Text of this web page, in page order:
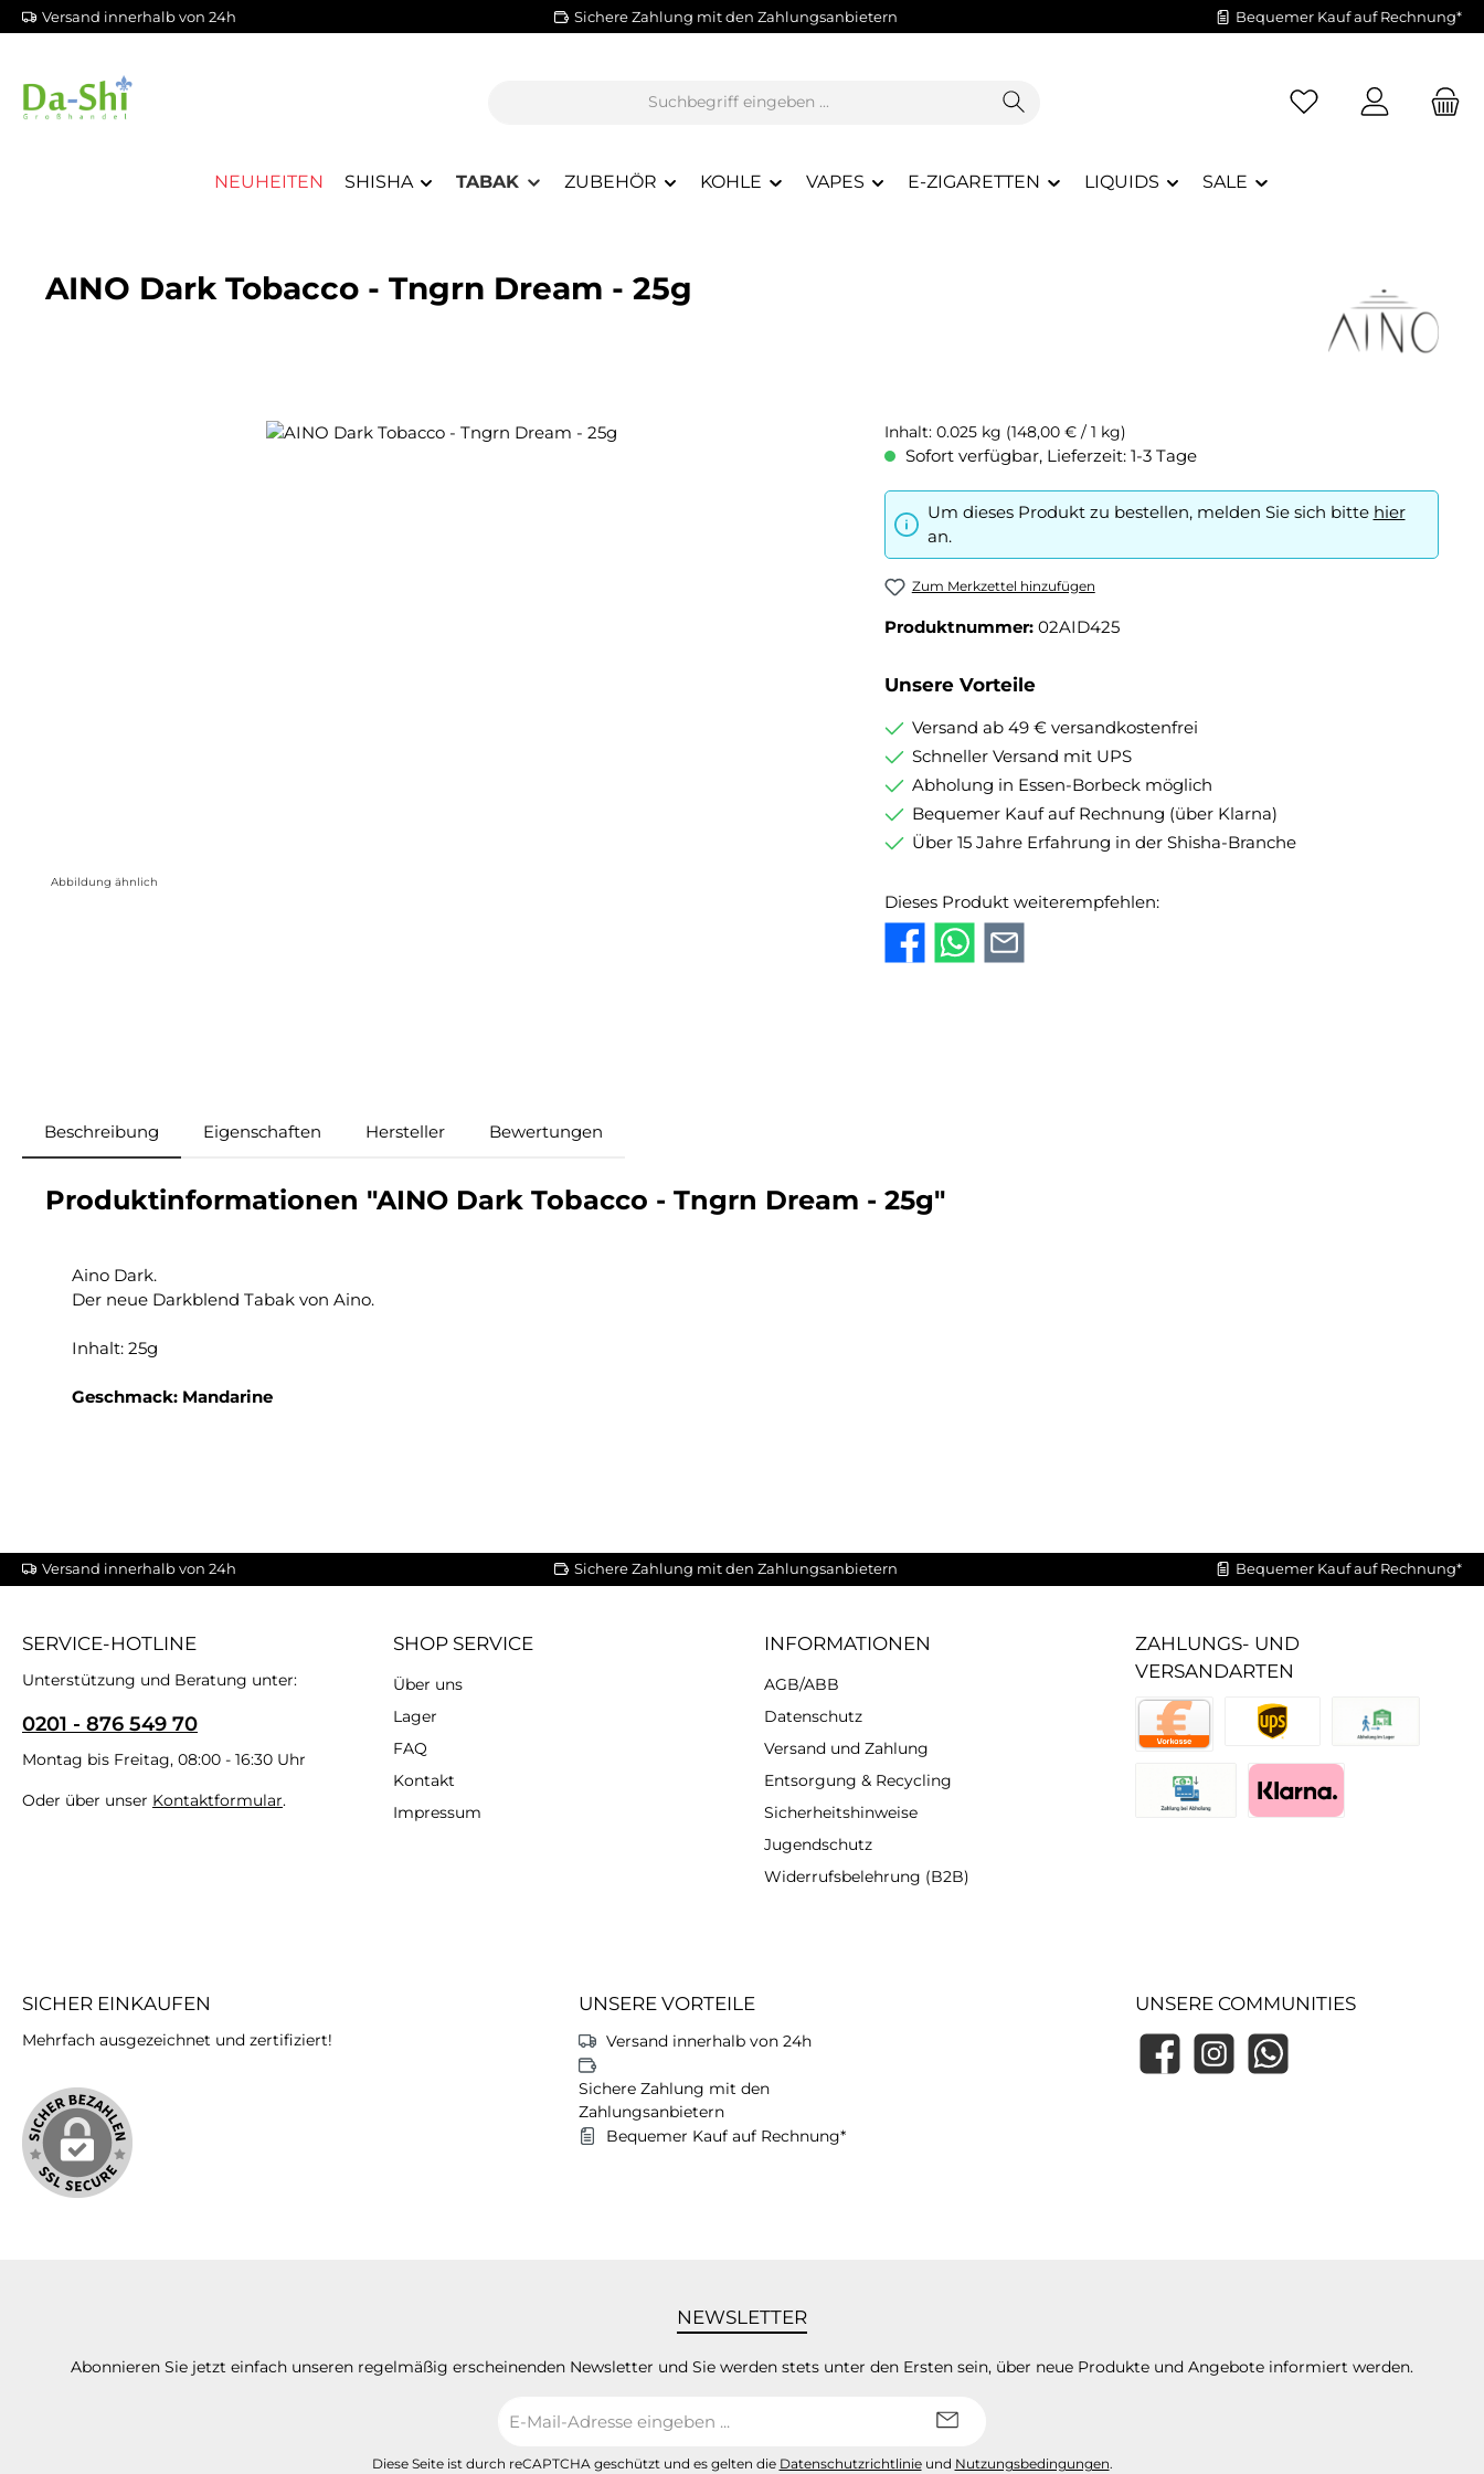
Hauptinhalt springen
Zur Suche springen
Zur Hauptnavigation springen
Versand innerhalb von 24h Sichere Zahlung mit den Zahlungsanbietern Bequemer Kauf auf Rechnung*
Du hast 0 Produkte
NEUHEITEN SHISHA TABAK ZUBEHÖR KOHLE VAPES E-ZIGARETTEN LIQUIDS SALE
AINO Dark Tobacco - Tngrn Dream - 25g
Abbildung ähnlich
Inhalt: 0.025 kg (148,00 € / 1 kg)
Sofort verfügbar, Lieferzeit: 1-3 Tage
Um dieses Produkt zu bestellen, melden Sie sich bitte hier
an.
Zum Merkzettel hinzufügen
Produktnummer: 02AID425
Unsere Vorteile
Versand ab 49 € versandkostenfrei
Schneller Versand mit UPS
Abholung in Essen-Borbeck möglich
Bequemer Kauf auf Rechnung (über Klarna)
Über 15 Jahre Erfahrung in der Shisha-Branche
Dieses Produkt weiterempfehlen:
Beschreibung Eigenschaften Hersteller Bewertungen
Produktinformationen "AINO Dark Tobacco - Tngrn Dream - 25g"
Aino Dark.
Der neue Darkblend Tabak von Aino.
Inhalt: 25g
Geschmack: Mandarine
Versand innerhalb von 24h Sichere Zahlung mit den Zahlungsanbietern Bequemer Kauf auf Rechnung*
SERVICE-HOTLINE
Unterstützung und Beratung unter:
0201 - 876 549 70
Montag bis Freitag, 08:00 - 16:30 Uhr
Oder über unser Kontaktformular.
SHOP SERVICE
Über uns
Lager
FAQ
Kontakt
Impressum
INFORMATIONEN
AGB/ABB
Datenschutz
Versand und Zahlung
Entsorgung & Recycling
Sicherheitshinweise
Jugendschutz
Widerrufsbelehrung (B2B)
ZAHLUNGS- UND
VERSANDARTEN
SICHER EINKAUFEN
Mehrfach ausgezeichnet und zertifiziert!
UNSERE VORTEILE
Versand innerhalb von 24h
Sichere Zahlung mit den
Zahlungsanbietern
Bequemer Kauf auf Rechnung*
UNSERE COMMUNITIES
FacebookInstagramWhatsApp
NEWSLETTER
Abonnieren Sie jetzt einfach unseren regelmäßig erscheinenden Newsletter und Sie werden stets unter den Ersten sein, über neue Produkte und Angebote informiert werden.
Mail-
Diese Seite ist durch reCAPTCHA geschützt und es gelten die Datenschutzrichtlinieund Nutzungsbedingungen.